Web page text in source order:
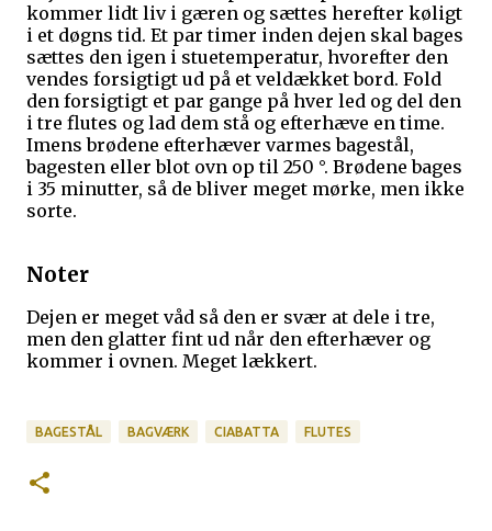
kommer lidt liv i gæren og sættes herefter køligt
i et døgns tid. Et par timer inden dejen skal bages
sættes den igen i stuetemperatur, hvorefter den
vendes forsigtigt ud på et veldækket bord. Fold
den forsigtigt et par gange på hver led og del den
i tre flutes og lad dem stå og efterhæve en time.
Imens brødene efterhæver varmes bagestål,
bagesten eller blot ovn op til 250 °. Brødene bages
i 35 minutter, så de bliver meget mørke, men ikke
sorte.
Noter
Dejen er meget våd så den er svær at dele i tre,
men den glatter fint ud når den efterhæver og
kommer i ovnen. Meget lækkert.
BAGESTÅL BAGVÆRK CIABATTA FLUTES